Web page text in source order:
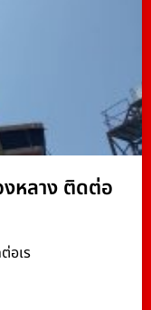
งหลาง ติดต่อ
อเร